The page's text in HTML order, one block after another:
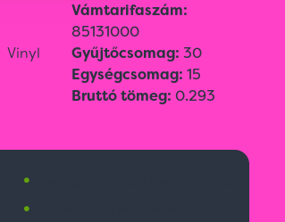
Vinyl
Vámtarifaszám:
85131000
Gyűjtőcsomag: 30
Egységcsomag: 15
Bruttó tömeg: 0.293
•
•